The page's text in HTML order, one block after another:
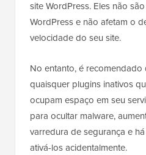
site WordPress. Eles não
WordPress e não afetam o
velocidade do seu site.
No entanto, é recomendado
quaisquer plugins inativos
ocupam espaço em seu
para ocultar malware,
varredura de segurança e
ativá-los acidentalmente.